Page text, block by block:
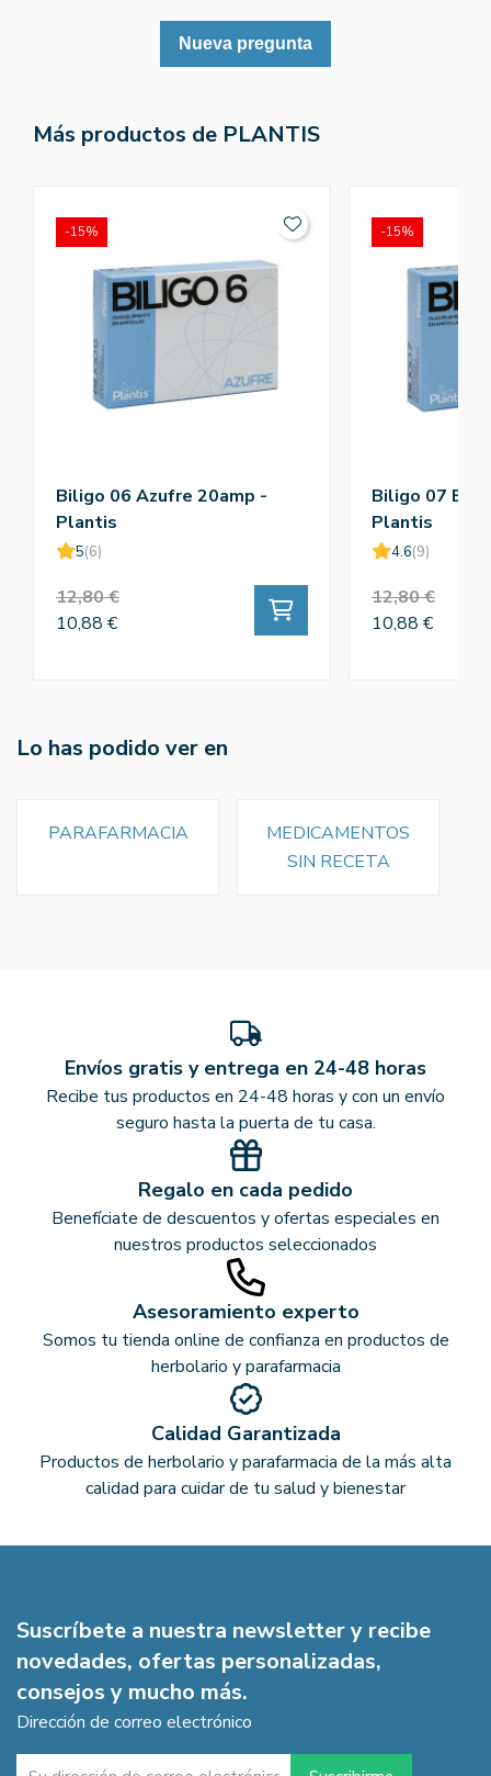
Nueva pregunta
Más productos de PLANTIS
Biligo 06 Azufre 20amp -
Plantis
5(6)
12,80 €
10,88 €
-15%
Biligo 07
Plantis
4.6(9)
12,80 €
10,88 €
-15%
Lo has podido ver en
PARAFARMACIA
MEDICAMENTOS
SIN RECETA
Envíos gratis y entrega en 24-48 horas
Recibe tus productos en 24-48 horas y con un envío
seguro hasta la puerta de tu casa.
Regalo en cada pedido
Benefíciate de descuentos y ofertas especiales en
nuestros productos seleccionados
Asesoramiento experto
Somos tu tienda online de confianza en productos de
herbolario y parafarmacia
Calidad Garantizada
Productos de herbolario y parafarmacia de la más alta
calidad para cuidar de tu salud y bienestar
Suscríbete a nuestra newsletter y recibe
novedades, ofertas personalizadas,
consejos y mucho más.
Dirección de correo electrónico